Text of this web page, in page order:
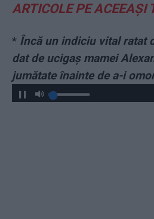
ARTICOLE PE ACEEAȘI
* Încă un indiciu vital ratat
dat de ucigaș mamei
jumătate înainte de a-i